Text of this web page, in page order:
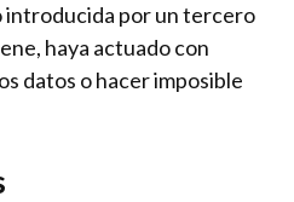
introducida por un tercero
haya actuado con
datos o hacer imposible